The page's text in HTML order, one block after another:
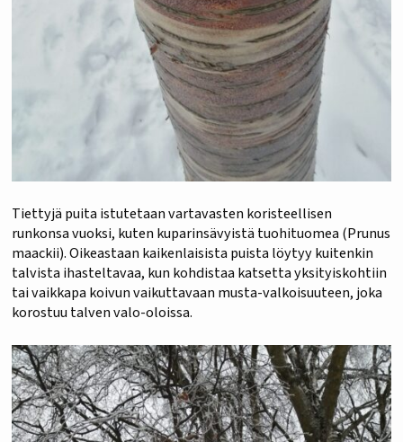
Tiettyjä puita istutetaan vartavasten koristeellisen
runkonsa vuoksi, kuten kuparinsävyistä tuohituomea (Prunus
maackii). Oikeastaan kaikenlaisista puista löytyy kuitenkin
talvista ihasteltavaa, kun kohdistaa katsetta yksityiskohtiin
tai vaikkapa koivun vaikuttavaan musta-valkoisuuteen, joka
korostuu talven valo-oloissa.